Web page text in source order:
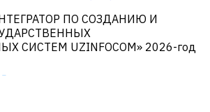
ПО СОЗДАНИЮ И
СИСТЕМ UZINFOCOM» 2026-год